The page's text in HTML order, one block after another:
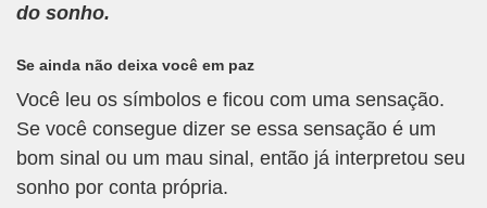
do sonho.
Se ainda não deixa você em paz
Você leu os símbolos e ficou com uma sensação.
Se você consegue dizer se essa sensação é um
bom sinal ou um mau sinal, então já interpretou seu
sonho por conta própria.